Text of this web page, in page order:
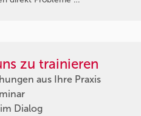
zu trainieren
aus Ihre Praxis
Dialog